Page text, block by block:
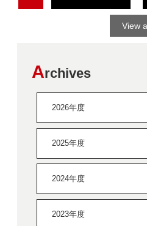
View
Archives
2026年度
2025年度
2024年度
2023年度